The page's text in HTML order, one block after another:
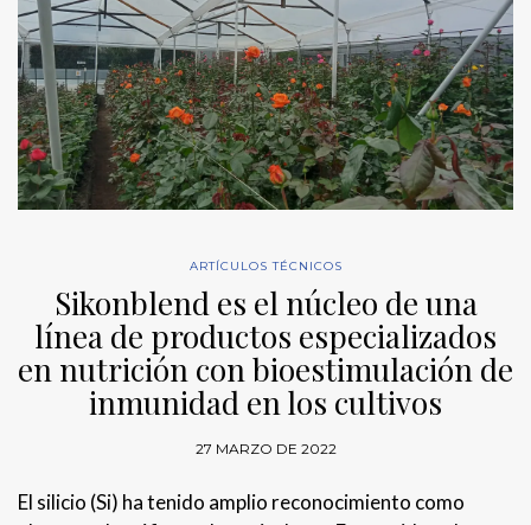
ARTÍCULOS TÉCNICOS
Sikonblend es el núcleo de una
línea de productos especializados
en nutrición con bioestimulación de
inmunidad en los cultivos
27 MARZO DE 2022
El silicio (Si) ha tenido amplio reconocimiento como